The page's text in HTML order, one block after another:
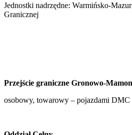
Jednostki nadrzędne: Warmińsko-
Granicznej
Przejście graniczne Gronowo-
osobowy, towarowy – pojazdami DMC